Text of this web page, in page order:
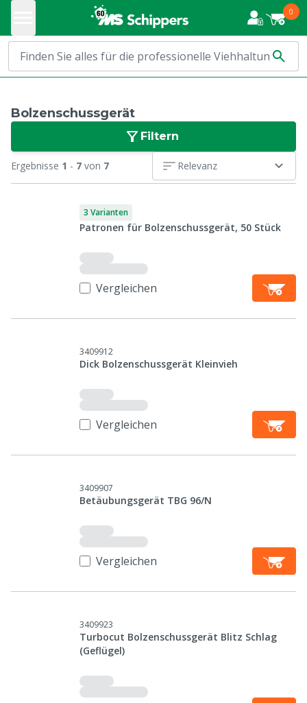
0
Bolzenschussgerät
Filtern
Ergebnisse 1 - 7 von 7 Relevanz
3 Varianten
Patronen für Bolzenschussgerät, 50 Stück
Vergleichen
3409912
Dick Bolzenschussgerät Kleinvieh
Vergleichen
3409907
Betäubungsgerät TBG 96/N
Vergleichen
3409923
Turbocut Bolzenschussgerät Blitz Schlag
(Geflügel)